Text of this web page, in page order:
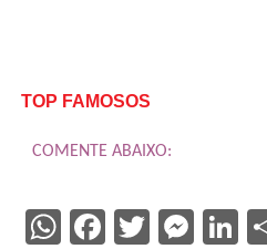
TOP FAMOSOS
COMENTE ABAIXO:
WhatsApp
Facebook
Twitter